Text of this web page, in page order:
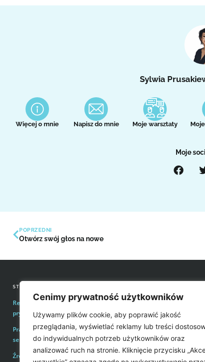
Cenimy prywatność użytkowników
Używamy plików cookie, aby poprawić jakość
przeglądania, wyświetlać reklamy lub treści
do indywidualnych potrzeb użytkowników oraz
analizować ruch na stronie. Kliknięcie przycisku
Sylwia
Więcej o mnie Napisz do mnie Moje warsztaty
Moje
POPRZEDNI
Otwórz swój głos na nowe
STRONY INFORMACYJNE
Regulamin zakupów i polityka
prywatności
Prawa autorskie i wykorzystywanie treści
serwisu
Źródła
Email:
WSPÓŁPRACE, OFERTY
Email: